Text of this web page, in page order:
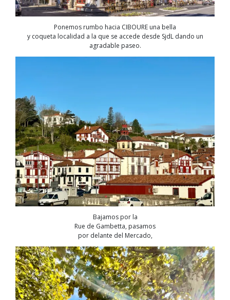
Ponemos rumbo hacia CIBOURE una bella
y coqueta localidad a la que se accede desde SjdL dando un
agradable paseo.
Bajamos por la
Rue de Gambetta, pasamos
por delante del Mercado,